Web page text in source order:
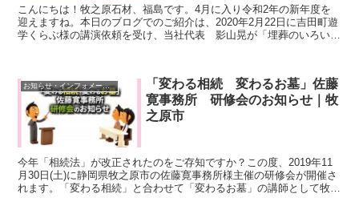
こんにちは！牧之原石材、福島です。4月に入り令和2年の新年度を
迎えますね。本日のブログでのご紹介は、2020年2月22日に吉田町遊
学くらぶ様の講演依頼を受け、当社代表 影山晃が「埋葬のいろいろ
お知らせ・インフォメーション
「変わる相続 変わるお墓」佐藤
寛事務所 研修会のお知らせ｜牧
之原市
今年「相続法」が改正されたのをご存知ですか？この度、2019年11
月30日(土)に静岡県牧之原市の佐藤寛事務所様主催の研修会が開催さ
れます。「変わる相続」と合わせて「変わるお墓」の講師として牧之